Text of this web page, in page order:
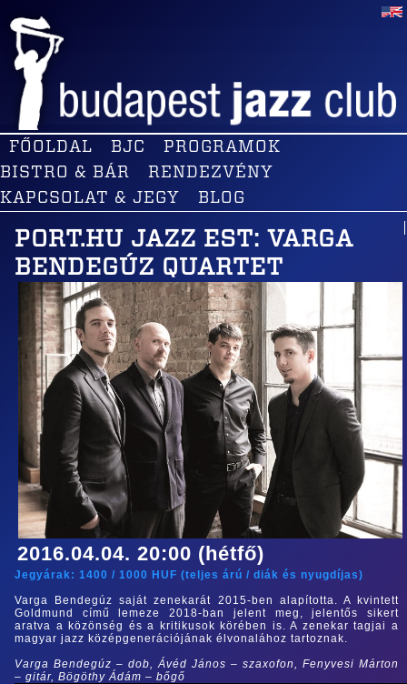
FŐOLDAL BJC
PROGRAMOK
BISTRO & BÁR
RENDEZVÉNY
KAPCSOLAT & JEGY
BLOG
PORT.HU JAZZ EST: VARGA
BENDEGÚZ QUARTET
2016.04.04. 20:00 (hétfő)
Jegyárak: 1400 / 1000 HUF (teljes árú / diák és nyugdíjas)
Varga Bendegúz saját zenekarát 2015-ben alapította. A kvintett
Goldmund című lemeze 2018-ban jelent meg, jelentős sikert
aratva a közönség és a kritikusok körében is. A zenekar tagjai a
magyar jazz középgenerációjának élvonalához tartoznak.
Varga Bendegúz – dob, Ávéd János – szaxofon, Fenyvesi Márton
– gitár, Bögöthy Ádám – bőgő